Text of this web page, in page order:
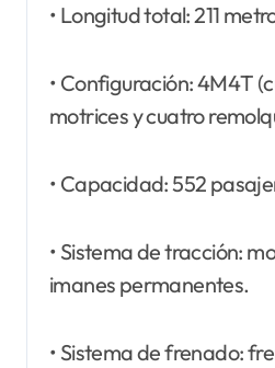
• Longitud total: 211
• Configuración: 4M4T
motrices y cuatro
• Capacidad: 552
• Sistema de tracción:
imanes permanentes.
• Sistema de frenado: